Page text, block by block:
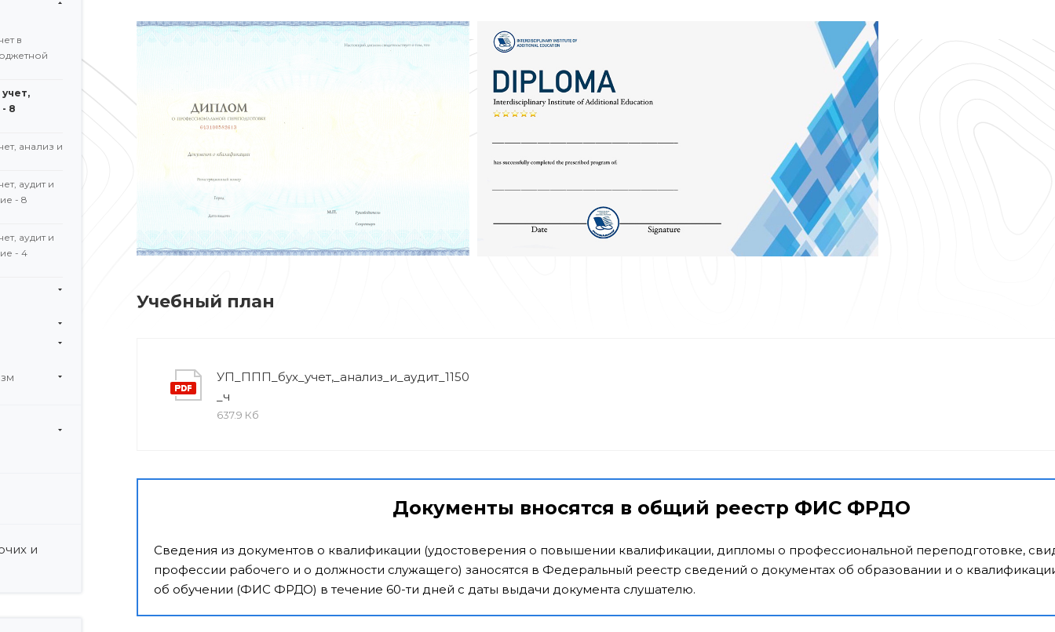
в
8
анализ и
аудит и
- 8
аудит и
- 4
и
Учебный план
УП_ППП_бух_учет,_анализ_и_аудит_1150
_ч
637.9 Кб
Документы вносятся в общий реестр ФИС ФРДО
Сведения из документов о квалификации (удостоверения о повышении квалификации, дипломы о профессиональной переподготовке,
профессии рабочего и о должности служащего) заносятся в Федеральный реестр сведений о документах об образовании и о
об обучении (ФИС ФРДО) в течение 60-ти дней с даты выдачи документа слушателю.